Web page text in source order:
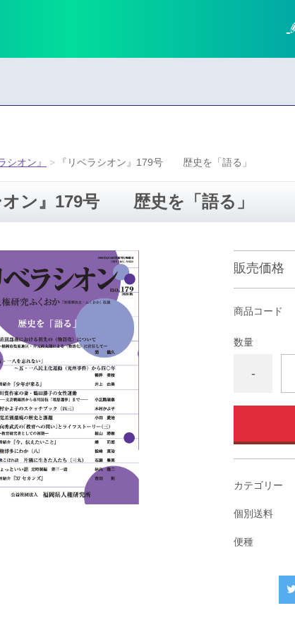
オン』 『リベラシオン』179号 歴史を「語る」
オン』179号 歴史を「語る」
販売価格
商品コード
数量
-
カテゴリー
個別送料
便種